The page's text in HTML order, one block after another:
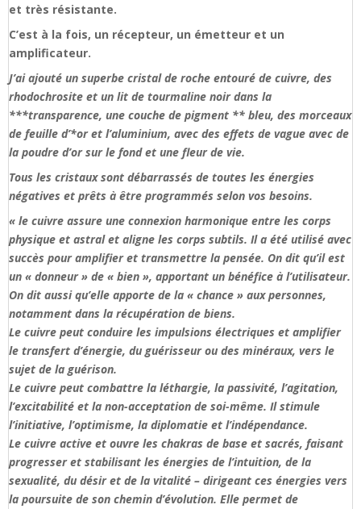
et très résistante.
C’est à la fois, un récepteur, un émetteur et un
amplificateur.
J’ai ajouté un superbe cristal de roche entouré de cuivre, des
rhodochrosite et un lit de tourmaline noir dans la
***transparence, une couche de pigment ** bleu, des morceaux
de feuille d’*or et l’aluminium, avec des effets de vague avec de
la poudre d’or sur le fond et une fleur de vie.
Tous les cristaux sont débarrassés de toutes les énergies
négatives et prêts à être programmés selon vos besoins.
« le cuivre assure une connexion harmonique entre les corps
physique et astral et aligne les corps subtils. Il a été utilisé avec
succès pour amplifier et transmettre la pensée. On dit qu’il est
un « donneur » de « bien », apportant un bénéfice à l’utilisateur.
On dit aussi qu’elle apporte de la « chance » aux personnes,
notamment dans la récupération de biens.
Le cuivre peut conduire les impulsions électriques et amplifier
le transfert d’énergie, du guérisseur ou des minéraux, vers le
sujet de la guérison.
Le cuivre peut combattre la léthargie, la passivité, l’agitation,
l’excitabilité et la non-acceptation de soi-même. Il stimule
l’initiative, l’optimisme, la diplomatie et l’indépendance.
Le cuivre active et ouvre les chakras de base et sacrés, faisant
progresser et stabilisant les énergies de l’intuition, de la
sexualité, du désir et de la vitalité – dirigeant ces énergies vers
la poursuite de son chemin d’évolution. Elle permet de